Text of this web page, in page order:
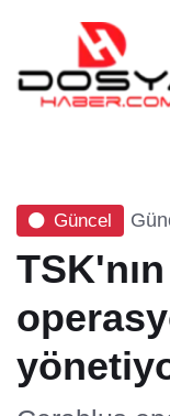
Güncel